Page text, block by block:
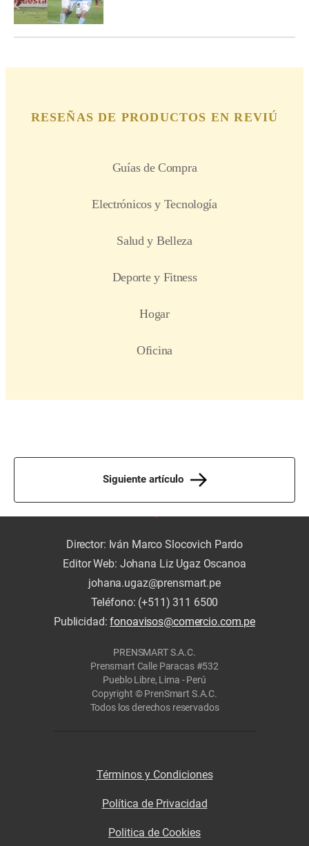
Siguiente artículo
Director: Iván Marco Slocovich Pardo
Editor Web: Johana Liz Ugaz Oscanoa
johana.ugaz@prensmart.pe
Teléfono: (+511) 311 6500
Publicidad:fonoavisos@comercio.com.pe
PRENSMART S.A.C.
Prensmart Calle Paracas #532
Pueblo Libre, Lima - Perú
Copyright © PrenSmart S.A.C.
Todos los derechos reservados
Términos y Condiciones
Política de Privacidad
Politica de Cookies